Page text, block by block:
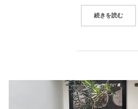
続きを読む“＜